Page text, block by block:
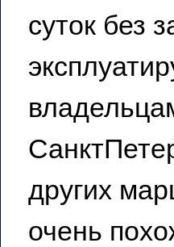
суток без
других
очень